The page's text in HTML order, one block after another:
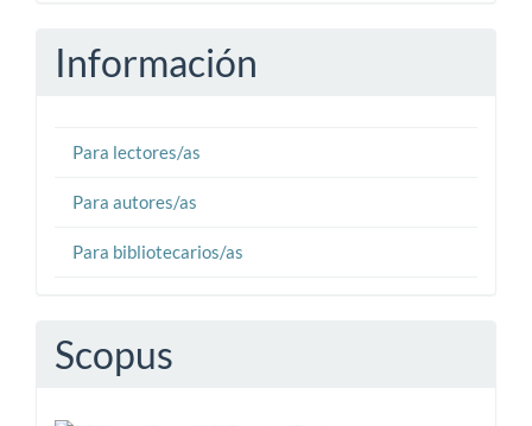
Información
Para lectores/as
Para autores/as
Para bibliotecarios/as
Scopus